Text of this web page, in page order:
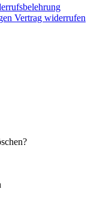
Vertrag widerrufen